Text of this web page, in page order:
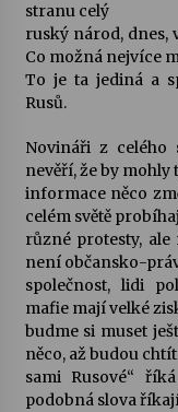
stranu celý
ruský národ, dnes,
Co možná nejvíce
To je ta jediná a
Rusů.
Novináři z celého
nevěří, že by mohly
informace něco
celém světě
různé protesty, ale
není občansko-
společnost, lidi
mafie mají velké
budme si muset
něco, až budou chtít
sami Rusové“
podobná slova